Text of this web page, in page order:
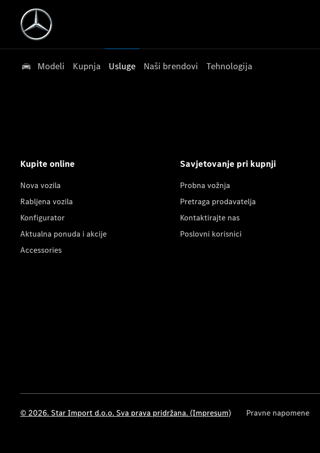
Modeli Kupnja Usluge Naši brendovi Tehnologija
Kupite online
Nova vozila
Rabljena vozila
Konfigurator
Aktualna ponuda i akcije
Accessories
Savjetovanje pri kupnji
Probna vožnja
Pretraga prodavatelja
Kontaktirajte nas
Poslovni korisnici
© 2026. Star Import d.o.o. Sva prava pridržana. (Impresum) Pravne napomene